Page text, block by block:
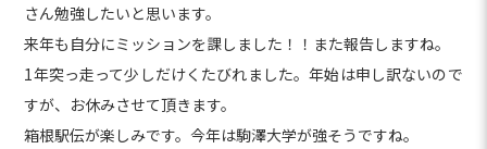
さん勉強したいと思います。
来年も自分にミッションを課しました！！また報告しますね。
1年突っ走って少しだけくたびれました。年始は申し訳ないので
すが、お休みさせて頂きます。
箱根駅伝が楽しみです。今年は駒澤大学が強そうですね。